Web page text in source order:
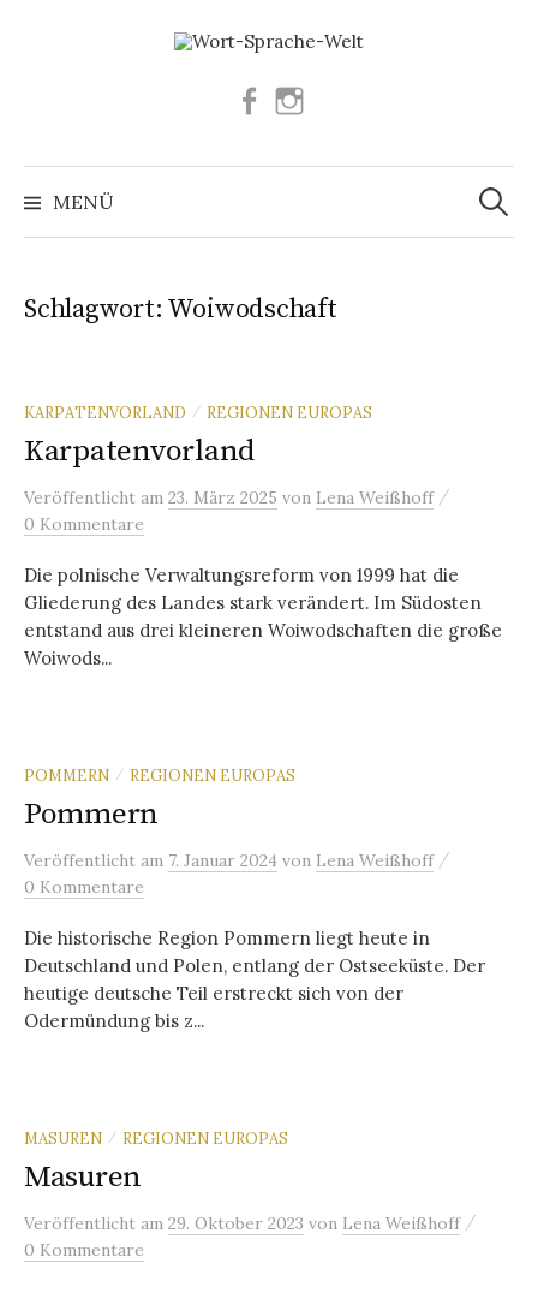
Facebook
MENÜ
Suchen
nach:
Schlagwort: Woiwodschaft
KARPATENVORLAND / REGIONEN EUROPAS
Karpatenvorland
Veröffentlicht am 23. März 2025 von Lena Weißhoff /
0 Kommentare
Die polnische Verwaltungsreform von 1999 hat die
Gliederung des Landes stark verändert. Im Südosten
entstand aus drei kleineren Woiwodschaften die große
Woiwods...
POMMERN / REGIONEN EUROPAS
Pommern
Veröffentlicht am 7. Januar 2024 von Lena Weißhoff /
0 Kommentare
Die historische Region Pommern liegt heute in
Deutschland und Polen, entlang der Ostseeküste. Der
heutige deutsche Teil erstreckt sich von der
Odermündung bis z...
MASUREN / REGIONEN EUROPAS
Masuren
Veröffentlicht am 29. Oktober 2023 von Lena Weißhoff /
0 Kommentare